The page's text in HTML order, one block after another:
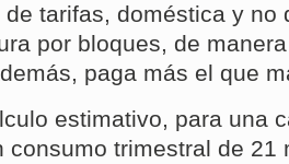
tarifas, doméstica y no
por bloques, de
paga más el que
estimativo, para una
consumo trimestral de 21